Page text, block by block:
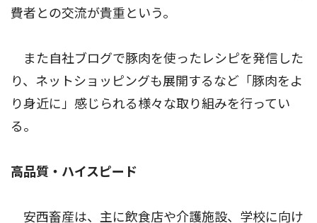
費者との交流が貴重という。
また自社ブログで豚肉を使ったレシピを発信した
り、ネットショッピングも展開するなど「豚肉をよ
り身近に」感じられる様々な取り組みを行ってい
る。
高品質・ハイスピード
安西畜産は、主に飲食店や介護施設、学校に向け